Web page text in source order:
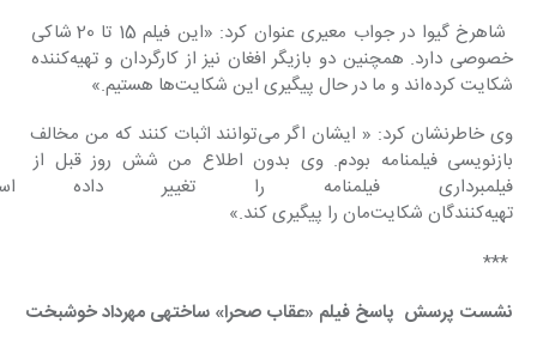
شاهرخ گیوا در جواب معیری عنوان کرد: «این فیلم 15 تا 20 شاکی
خصوصی دارد. همچنین دو بازیگر افغان نیز از کارگردان و تهیه‌کننده
شکایت کرده‌اند و ما در حال پیگیری این شکایت‌ها هستیم.»
وی خاطرنشان کرد: « ایشان اگر می‌توانند اثبات کنند که من مخالف
بازنویسی فیلمنامه بودم. وی بدون اطلاع من شش روز قبل از
فیلمبرداری فیلمنامه را تغییر
تهیه‌کنندگان شکایت‌مان را پیگیری کند.»
***
نشست پرسش  پاسخ فیلم «عقاب صحرا» ساخته‎ی مهرداد خوشبخت